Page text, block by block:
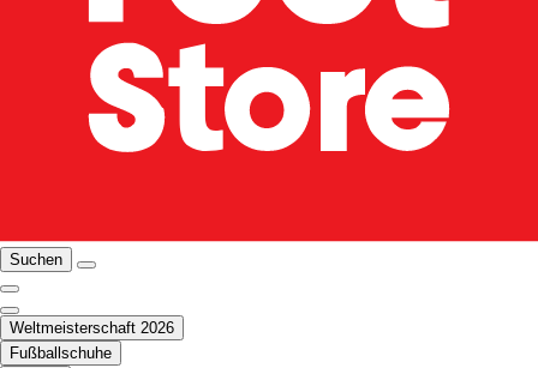
Suchen
Weltmeisterschaft 2026
Fußballschuhe